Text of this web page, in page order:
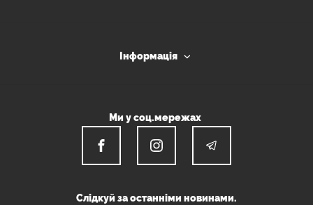
Інформація
Ми у соц.мережах
Слідкуй за останніми новинами.